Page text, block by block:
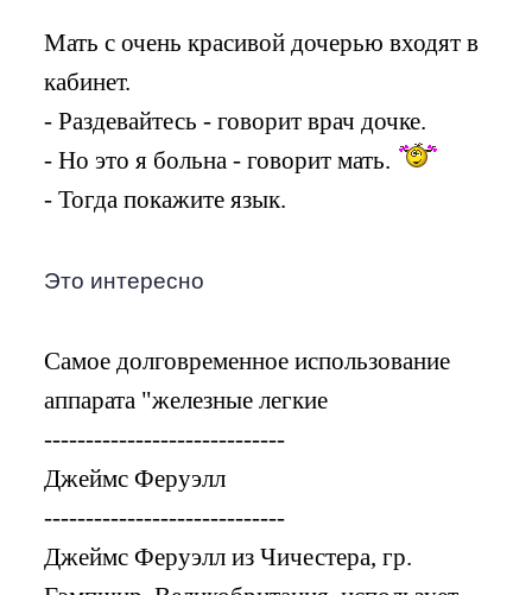
Мать с очень красивой дочерью входят в
кабинет.
- Раздевайтесь - говорит врач дочке.
- Но это я больна - говорит мать.
- Тогда покажите язык.
Это интересно
Самое долговременное использование
аппарата "железные легкие
-----------------------------
Джеймс Феруэлл
-----------------------------
Джеймс Феруэлл из Чичестера, гр.